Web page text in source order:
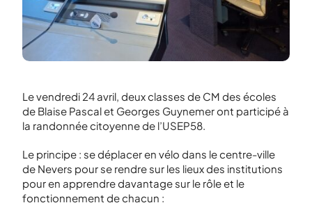
Le vendredi 24 avril, deux classes de CM des écoles
de Blaise Pascal et Georges Guynemer ont participé à
la randonnée citoyenne de l’USEP58.
Le principe : se déplacer en vélo dans le centre-ville
de Nevers pour se rendre sur les lieux des institutions
pour en apprendre davantage sur le rôle et le
fonctionnement de chacun :